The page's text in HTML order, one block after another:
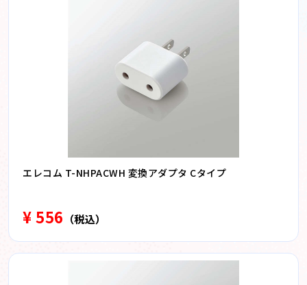
エレコム T-NHPACWH 変換アダプタ Cタイプ
¥ 556 （税込）